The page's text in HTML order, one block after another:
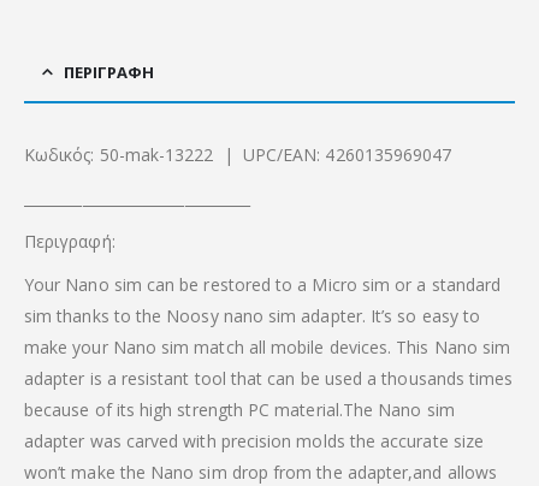
ΠΕΡΙΓΡΑΦΉ
Κωδικός: 50-mak-13222 | UPC/EAN: 4260135969047
Περιγραφή:
Your Nano sim can be restored to a Micro sim or a standard
sim thanks to the Noosy nano sim adapter. It’s so easy to
make your Nano sim match all mobile devices. This Nano sim
adapter is a resistant tool that can be used a thousands times
because of its high strength PC material.The Nano sim
adapter was carved with precision molds the accurate size
won’t make the Nano sim drop from the adapter,and allows